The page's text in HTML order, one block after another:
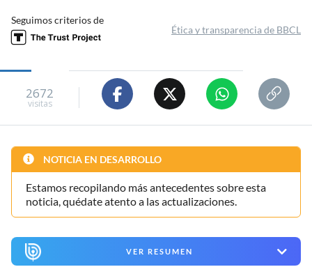
Seguimos criterios de
Ética y transparencia de BBCL
2672
visitas
NOTICIA EN DESARROLLO
Estamos recopilando más antecedentes sobre esta
noticia, quédate atento a las actualizaciones.
VER RESUMEN